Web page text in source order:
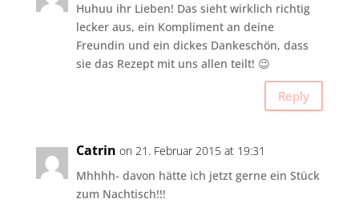
Huhuu ihr Lieben! Das sieht wirklich richtig
lecker aus, ein Kompliment an deine
Freundin und ein dickes Dankeschön, dass
sie das Rezept mit uns allen teilt! 😉
Reply
Catrin on 21. Februar 2015 at 19:31
Mhhhh- davon hätte ich jetzt gerne ein Stück
zum Nachtisch!!!